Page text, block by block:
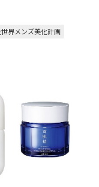
界メンズ美化計画